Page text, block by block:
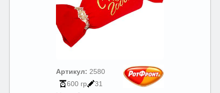
Артикул: 2580
600 гр
31